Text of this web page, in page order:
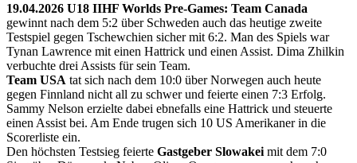
19.04.2026 U18 IIHF Worlds Pre-Games: Team Canada
gewinnt nach dem 5:2 über Schweden auch das heutige zweite
Testspiel gegen Tschewchien sicher mit 6:2. Man des Spiels war
Tynan Lawrence mit einen Hattrick und einen Assist. Dima Zhilkin
verbuchte drei Assists für sein Team.
Team USA tat sich nach dem 10:0 über Norwegen auch heute
gegen Finnland nicht all zu schwer und feierte einen 7:3 Erfolg.
Sammy Nelson erzielte dabei ebnefalls eine Hattrick und steuerte
einen Assist bei. Am Ende trugen sich 10 US Amerikaner in die
Scorerliste ein.
Den höchsten Testsieg feierte Gastgeber Slowakei mit dem 7:0